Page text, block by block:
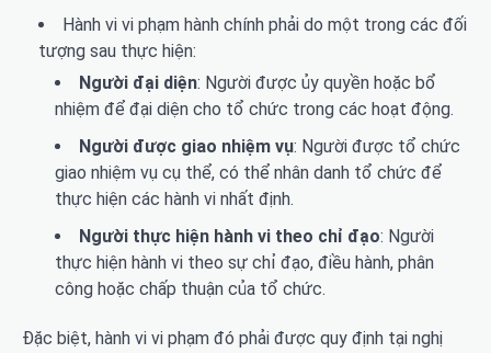
Hành vi vi phạm hành chính phải do một trong các đối
tượng sau thực hiện:
Người đại diện: Người được ủy quyền hoặc bổ
nhiệm để đại diện cho tổ chức trong các hoạt động.
Người được giao nhiệm vụ: Người được tổ chức
giao nhiệm vụ cụ thể, có thể nhân danh tổ chức để
thực hiện các hành vi nhất định.
Người thực hiện hành vi theo chỉ đạo: Người
thực hiện hành vi theo sự chỉ đạo, điều hành, phân
công hoặc chấp thuận của tổ chức.
Đặc biệt, hành vi vi phạm đó phải được quy định tại nghị